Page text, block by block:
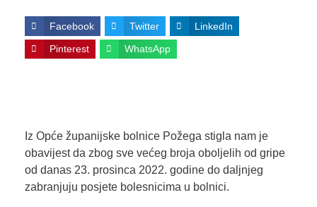
Facebook Twitter LinkedIn
Pinterest WhatsApp
Iz Opće županijske bolnice Požega stigla nam je
obavijest da zbog sve većeg broja oboljelih od gripe
od danas 23. prosinca 2022. godine do daljnjeg
zabranjuju posjete bolesnicima u bolnici.